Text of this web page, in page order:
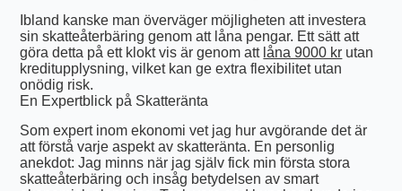
Ibland kanske man överväger möjligheten att investera
sin skatteåterbäring genom att låna pengar. Ett sätt att
göra detta på ett klokt vis är genom att låna 9000 kr utan
kreditupplysning, vilket kan ge extra flexibilitet utan
onödig risk.
En Expertblick på Skatteränta
Som expert inom ekonomi vet jag hur avgörande det är
att förstå varje aspekt av skatteränta. En personlig
anekdot: Jag minns när jag själv fick min första stora
skatteåterbäring och insåg betydelsen av smart